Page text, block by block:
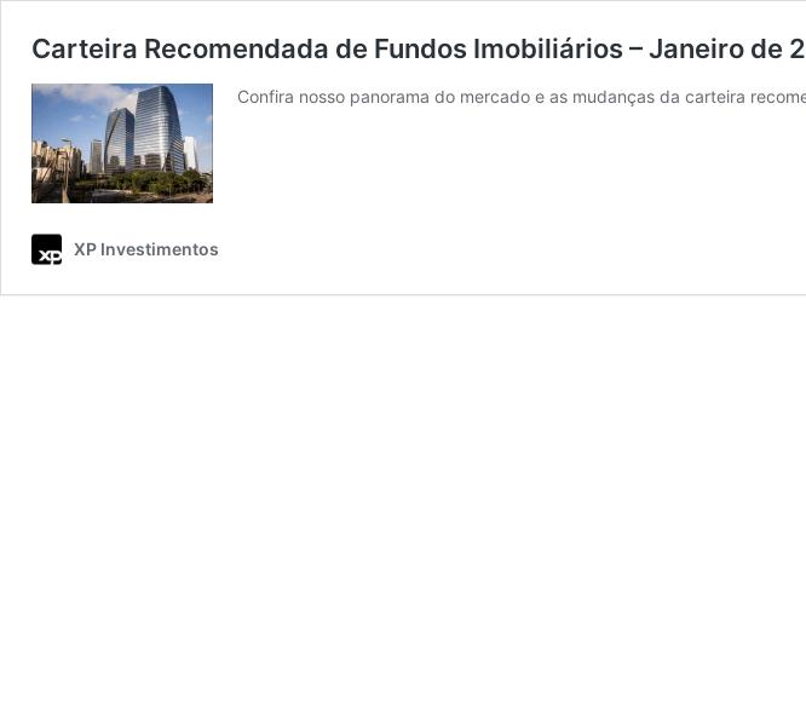
Carteira Recomendada de Fundos Imobiliários – Janeiro de
Confira nosso panorama do mercado e as mudanças da carteira
XP Investimentos